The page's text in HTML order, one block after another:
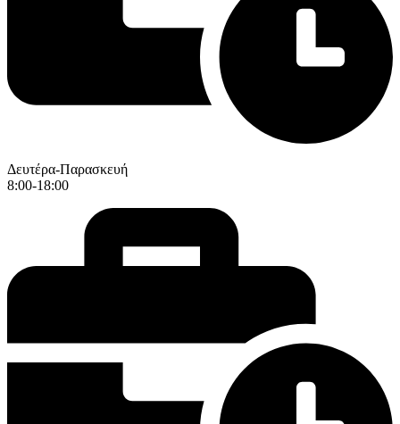
Δευτέρα-Παρασκευή
8:00-18:00